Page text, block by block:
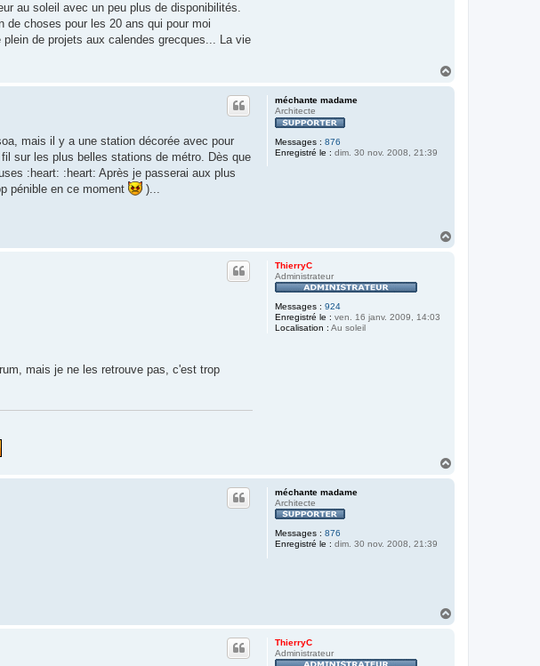
au soleil avec un peu plus de disponibilités.
de choses pour les 20 ans qui pour moi
de projets aux calendes grecques... La vie
méchante madame
Architecte
Messages : 876
Enregistré le : dim. 30 nov. 2008, 21:39
mais il y a une station décorée avec pour
sur les plus belles stations de métro. Dès que
:heart: :heart: Après je passerai aux plus
pénible en ce moment
)...
ThierryC
Administrateur
Messages : 924
Enregistré le : ven. 16 janv. 2009, 14:03
Localisation : Au soleil
mais je ne les retrouve pas, c'est trop
méchante madame
Architecte
Messages : 876
Enregistré le : dim. 30 nov. 2008, 21:39
ThierryC
Administrateur